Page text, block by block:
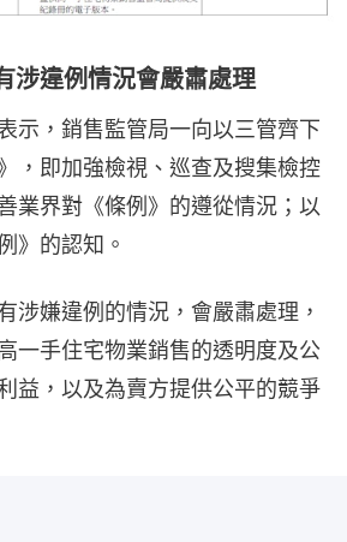
涉違例情況會嚴肅處理
示，銷售監管局一向以三管齊下
，即加強檢視、巡查及搜集檢控
業界對《條例》的遵從情況；以
》的認知。
涉嫌違例的情況，會嚴肅處理，
一手住宅物業銷售的透明度及公
益，以及為賣方提供公平的競爭